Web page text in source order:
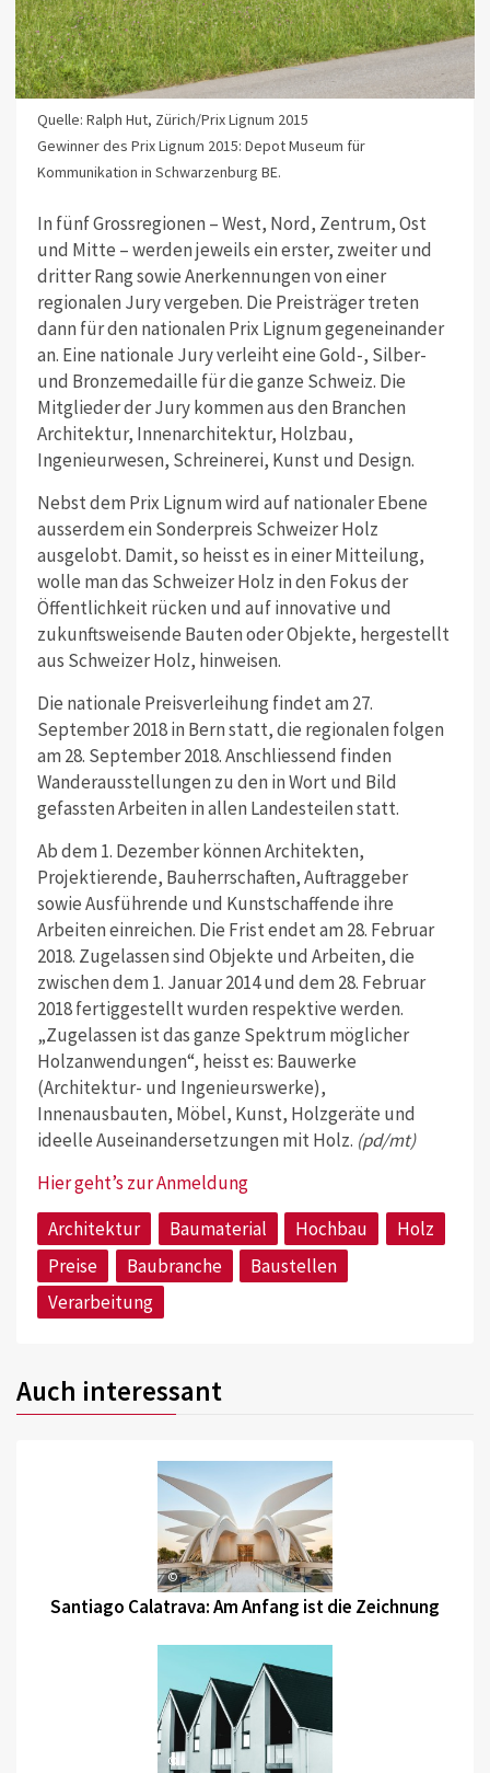
Quelle: Ralph Hut, Zürich/Prix Lignum 2015
Gewinner des Prix Lignum 2015: Depot Museum für
Kommunikation in Schwarzenburg BE.
In fünf Grossregionen – West, Nord, Zentrum, Ost
und Mitte – werden jeweils ein erster, zweiter und
dritter Rang sowie Anerkennungen von einer
regionalen Jury vergeben. Die Preisträger treten
dann für den nationalen Prix Lignum gegeneinander
an. Eine nationale Jury verleiht eine Gold-, Silber-
und Bronzemedaille für die ganze Schweiz. Die
Mitglieder der Jury kommen aus den Branchen
Architektur, Innenarchitektur, Holzbau,
Ingenieurwesen, Schreinerei, Kunst und Design.
Nebst dem Prix Lignum wird auf nationaler Ebene
ausserdem ein Sonderpreis Schweizer Holz
ausgelobt. Damit, so heisst es in einer Mitteilung,
wolle man das Schweizer Holz in den Fokus der
Öffentlichkeit rücken und auf innovative und
zukunftsweisende Bauten oder Objekte, hergestellt
aus Schweizer Holz, hinweisen.
Die nationale Preisverleihung findet am 27.
September 2018 in Bern statt, die regionalen folgen
am 28. September 2018. Anschliessend finden
Wanderausstellungen zu den in Wort und Bild
gefassten Arbeiten in allen Landesteilen statt.
Ab dem 1. Dezember können Architekten,
Projektierende, Bauherrschaften, Auftraggeber
sowie Ausführende und Kunstschaffende ihre
Arbeiten einreichen. Die Frist endet am 28. Februar
2018. Zugelassen sind Objekte und Arbeiten, die
zwischen dem 1. Januar 2014 und dem 28. Februar
2018 fertiggestellt wurden respektive werden.
„Zugelassen ist das ganze Spektrum möglicher
Holzanwendungen“, heisst es: Bauwerke
(Architektur- und Ingenieurswerke),
Innenausbauten, Möbel, Kunst, Holzgeräte und
ideelle Auseinandersetzungen mit Holz. (pd/mt)
Hier geht’s zur Anmeldung
Architektur
Baumaterial Hochbau
Holz
Preise
Baubranche
Baustellen
Verarbeitung
Auch interessant
©
Santiago Calatrava: Am Anfang ist die Zeichnung
©